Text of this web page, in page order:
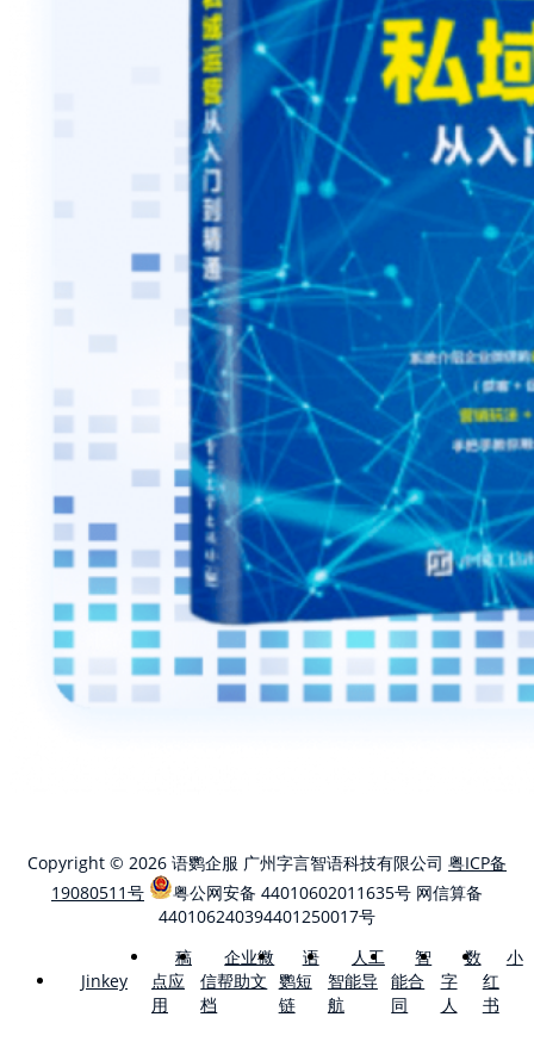
Copyright © 2026 语鹦企服 广州字言智语科技有限公司 粤ICP备
19080511号
粤公网安备 44010602011635号 网信算备
440106240394401250017号
Jinkey
稿
点应
用
企业微
信帮助文
档
语
鹦短
链
人工
智能导
航
智
能合
同
数
字
人
小
红
书